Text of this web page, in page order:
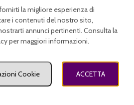
e
la tua azienda o
la migliore esperienza di
i contenuti del nostro sito,
annunci pertinenti. Consulta la
per maggiori informazioni.
ACCETTA
Cookie
aiutarti?